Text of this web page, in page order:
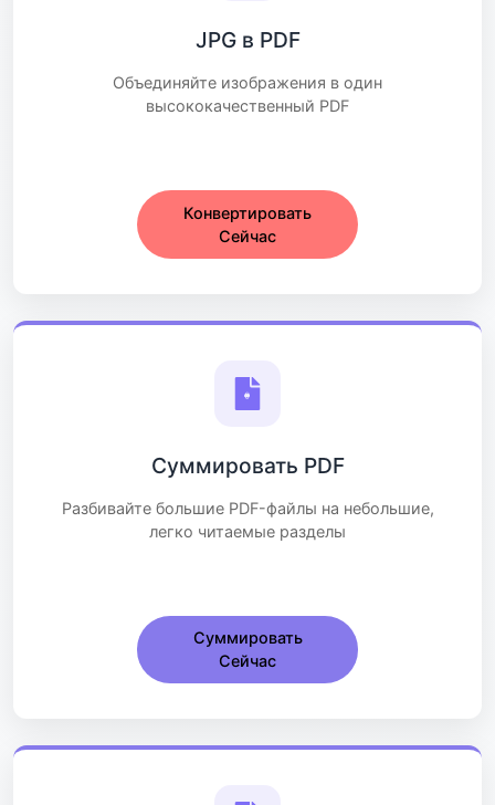
JPG в PDF
Объединяйте изображения в один
высококачественный PDF
Конвертировать
Сейчас
Суммировать PDF
Разбивайте большие PDF-файлы на небольшие,
легко читаемые разделы
Суммировать
Сейчас